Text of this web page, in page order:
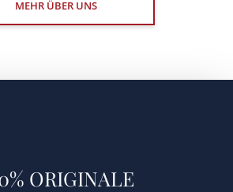
MEHR ÜBER UNS
ORIGINALE